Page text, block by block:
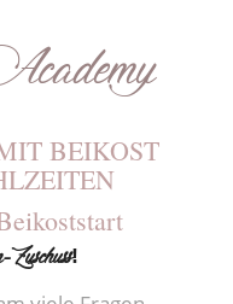
BEIKOST